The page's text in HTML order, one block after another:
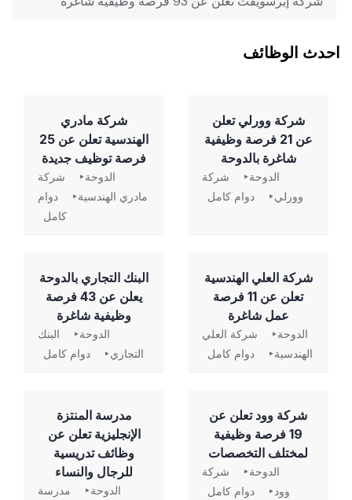
احدث الوظائف
شركة وورلي تعلن
عن 21 فرصة وظيفية
شاغرة بالدوحة
الدوحة
شركة
وورلي
دوام كامل
شركة مادري
الهندسية تعلن عن 25
فرصة توظيف جديدة
الدوحة
شركة
مادري الهندسية
دوام
كامل
شركة العلي الهندسية
تعلن عن 11 فرصة
عمل شاغرة
الدوحة
شركة العلي
الهندسية
دوام كامل
‏البنك التجاري بالدوحة
يعلن عن 43 فرصة
وظيفية شاغرة
الدوحة
البنك
التجاري
دوام كامل
شركة وود تعلن عن
19 فرصة وظيفية
لمختلف التخصصات
الدوحة
شركة
وود
دوام كامل
مدرسة المنتزة
الإنجليزية تعلن عن
وظائف تدريسية
للرجال والنساء
الدوحة
مدرسة